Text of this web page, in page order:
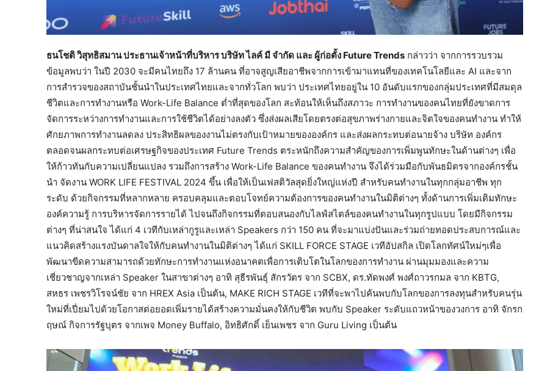
ธนโชติ วิสุทธิสมาน ประธานเจ้าหน้าที่บริหาร บริษัท ไลค์ มี จำกัด และ ผู้ก่อตั้ง Future Trends กล่าวว่า จากการรวบรวม
ข้อมูลพบว่า ในปี 2030 จะมีคนไทยถึง 17 ล้านคน ที่อาจสูญเสียอาชีพจากการเข้ามาแทนที่ของเทคโนโลยีและ AI และจาก
การสำรวจของสถาบันชั้นนำในประเทศไทยและจากทั่วโลก พบว่า ประเทศไทยอยู่ใน 10 อันดับแรกของกลุ่มประเทศที่มีสมดุล
ชีวิตและการทำงานหรือ Work-Life Balance ต่ำที่สุดของโลก สะท้อนให้เห็นถึงสภาวะ การทำงานของคนไทยที่ยังขาดการ
จัดการระหว่างการทำงานและการใช้ชีวิตได้อย่างลงตัว ซึ่งส่งผลเสียโดยตรงต่อสุขภาพร่างกายและจิตใจของคนทำงาน ทำให้
ศักยภาพการทำงานลดลง ประสิทธิผลของงานไม่ตรงกับเป้าหมายขององค์กร และส่งผลกระทบต่อนายจ้าง บริษัท องค์กร
ตลอดจนผลกระทบต่อเศรษฐกิจของประเทศ Future Trends ตระหนักถึงความสำคัญของการเพิ่มพูนทักษะในด้านต่างๆ เพื่อ
ให้ก้าวทันกับความเปลี่ยนแปลง รวมถึงการสร้าง Work-Life Balance ของคนทำงาน จึงได้ร่วมมือกับพันธมิตรจากองค์กรชั้น
นำ จัดงาน WORK LIFE FESTIVAL 2024 ขึ้น เพื่อให้เป็นเฟสติวัลสุดยิ่งใหญ่แห่งปี สำหรับคนทำงานในทุกกลุ่มอาชีพ ทุก
ระดับ ด้วยกิจกรรมที่หลากหลาย ครอบคลุมและตอบโจทย์ความต้องการของคนทำงานในมิติต่างๆ ทั้งด้านการเพิ่มเติมทักษะ
องค์ความรู้ การบริหารจัดการรายได้ ไปจนถึงกิจกรรมที่ตอบสนองกับไลฟ์สไตล์ของคนทำงานในทุกรูปแบบ โดยมีกิจกรรม
ต่างๆ ที่น่าสนใจ ได้แก่ 4 เวทีกับเหล่ากูรูและเหล่า Speakers กว่า 150 คน ที่จะมาแบ่งปันและร่วมถ่ายทอดประสบการณ์และ
แนวคิดสร้างแรงบันดาลใจให้กับคนทำงานในมิติต่างๆ ได้แก่ SKILL FORCE STAGE เวทีอัปสกิล เปิดโลกทัศน์ใหม่ๆเพื่อ
พัฒนาขีดความสามารถด้วยทักษะการทำงานแห่งอนาคตเพื่อการเติบโตในโลกของการทำงาน ผ่านมุมมองและความ
เชี่ยวชาญจากเหล่า Speaker ในสาขาต่างๆ อาทิ สุธีรพันธุ์ สักรวัตร จาก SCBX, ดร.ทัดพงศ์ พงศ์ถาวรกมล จาก KBTG,
สหธร เพชรวิโรจน์ชัย จาก HREX Asia เป็นต้น, MAKE RICH STAGE เวทีที่จะพาไปค้นพบกับโลกของการลงทุนสำหรับคนรุ่น
ใหม่ที่เปี่ยมไปด้วยโอกาสต่อยอดเพิ่มรายได้สร้างความมั่นคงให้กับชีวิต พบกับ Speaker ระดับแถวหน้าของวงการ อาทิ จักรก
ฤษณ์ กิจการรัฐบุตร จากเพจ Money Buffalo, อิทธิศักดิ์ เย็นเพชร จาก Guru Living เป็นต้น